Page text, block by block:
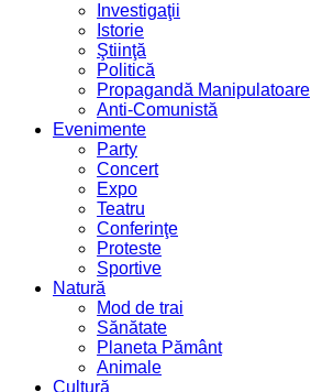
Investigaţii
Istorie
Ştiinţă
Politică
Propagandă Manipulatoare
Anti-Comunistă
Evenimente
Party
Concert
Expo
Teatru
Conferinţe
Proteste
Sportive
Natură
Mod de trai
Sănătate
Planeta Pământ
Animale
Cultură